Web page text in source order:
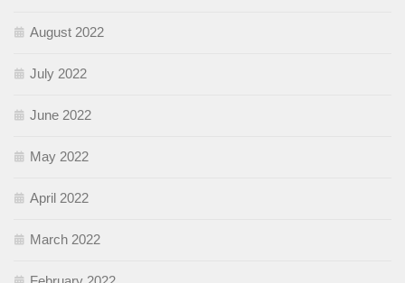
August 2022
July 2022
June 2022
May 2022
April 2022
March 2022